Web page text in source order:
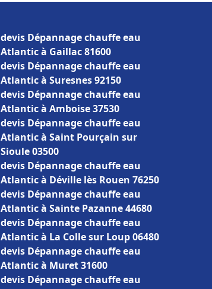
devis Dépannage chauffe eau
Atlantic à Gaillac 81600
devis Dépannage chauffe eau
Atlantic à Suresnes 92150
devis Dépannage chauffe eau
Atlantic à Amboise 37530
devis Dépannage chauffe eau
Atlantic à Saint Pourçain sur
Sioule 03500
devis Dépannage chauffe eau
Atlantic à Déville lès Rouen 76250
devis Dépannage chauffe eau
Atlantic à Sainte Pazanne 44680
devis Dépannage chauffe eau
Atlantic à La Colle sur Loup 06480
devis Dépannage chauffe eau
Atlantic à Muret 31600
devis Dépannage chauffe eau